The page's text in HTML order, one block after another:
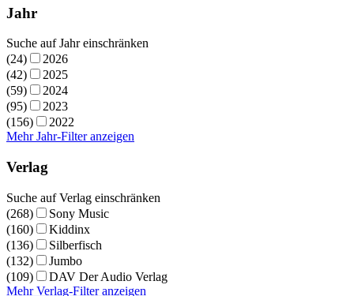
Jahr
Suche auf Jahr einschränken
(24)
2026
(42)
2025
(59)
2024
(95)
2023
(156)
2022
Mehr Jahr-Filter anzeigen
Verlag
Suche auf Verlag einschränken
(268)
Sony Music
(160)
Kiddinx
(136)
Silberfisch
(132)
Jumbo
(109)
DAV Der Audio Verlag
Mehr Verlag-Filter anzeigen